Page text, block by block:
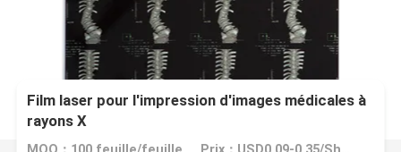
Film laser pour l'impression d'images médicales à
rayons X